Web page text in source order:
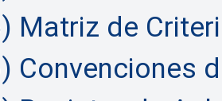
Matriz de
Convenciones